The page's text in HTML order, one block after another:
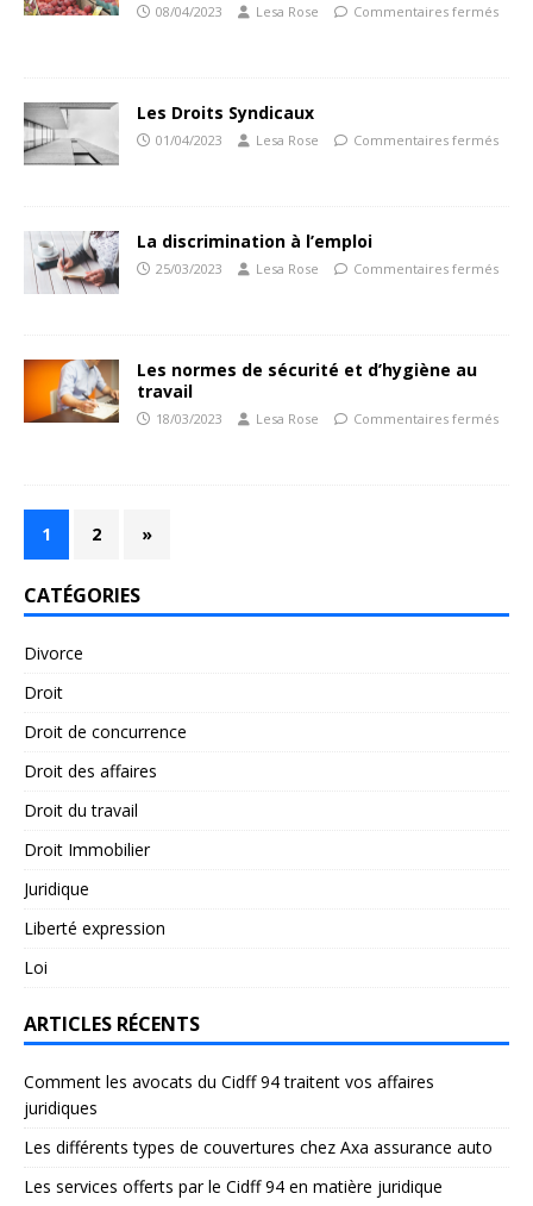
08/04/2023 Lesa Rose Commentaires fermés
Les Droits Syndicaux
01/04/2023 Lesa Rose Commentaires fermés
La discrimination à l’emploi
25/03/2023 Lesa Rose Commentaires fermés
Les normes de sécurité et d’hygiène au
travail
18/03/2023 Lesa Rose Commentaires fermés
1 2 »
CATÉGORIES
Divorce
Droit
Droit de concurrence
Droit des affaires
Droit du travail
Droit Immobilier
Juridique
Liberté expression
Loi
ARTICLES RÉCENTS
Comment les avocats du Cidff 94 traitent vos affaires
juridiques
Les différents types de couvertures chez Axa assurance auto
Les services offerts par le Cidff 94 en matière juridique